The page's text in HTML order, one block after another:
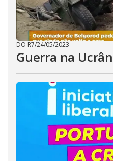
DO R7/24/05/2023
Guerra na